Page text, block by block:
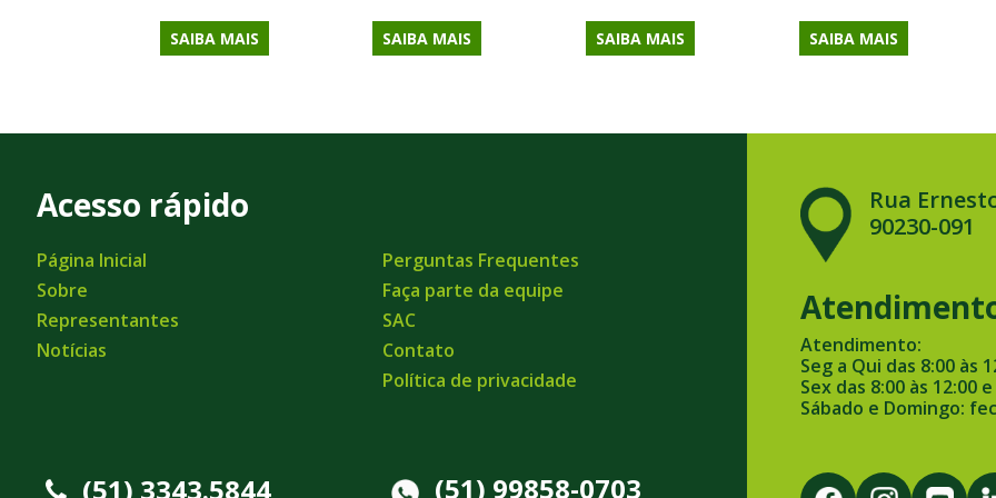
SAIBA MAIS SAIBA MAIS SAIBA MAIS SAIBA MAIS
Acesso rápido
Página Inicial
Sobre
Representantes
Notícias
Perguntas Frequentes
Faça parte da equipe
SAC
Contato
Política de privacidade
(51) 3343.5844 (51) 99858-0703
Rua
90230-091
Atendimento:
Seg a Qui das 8:00 às
Sex das 8:00 às 12:00
Sábado e Domingo: